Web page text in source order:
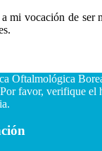
mi vocación de ser
Oftalmológica
favor, verifique el